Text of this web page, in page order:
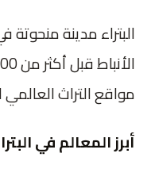
البتراء مدينة منحوتة
مواقع التراث
أبرز المعالم في